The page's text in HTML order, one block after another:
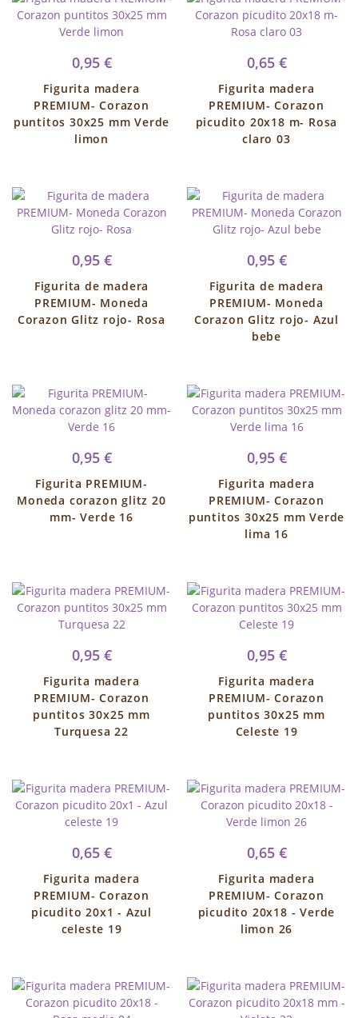
0,95 €
Figurita madera
PREMIUM- Corazon
puntitos 30x25 mm Verde
limon
0,65 €
Figurita madera
PREMIUM- Corazon
picudito 20x18 m- Rosa
claro 03
0,95 €
Figurita de madera
PREMIUM- Moneda
Corazon Glitz rojo- Rosa
0,95 €
Figurita de madera
PREMIUM- Moneda
Corazon Glitz rojo- Azul
bebe
0,95 €
Figurita PREMIUM-
Moneda corazon glitz 20
mm- Verde 16
0,95 €
Figurita madera
PREMIUM- Corazon
puntitos 30x25 mm Verde
lima 16
0,95 €
Figurita madera
PREMIUM- Corazon
puntitos 30x25 mm
Turquesa 22
0,95 €
Figurita madera
PREMIUM- Corazon
puntitos 30x25 mm
Celeste 19
0,65 €
Figurita madera
PREMIUM- Corazon
picudito 20x1 - Azul
celeste 19
0,65 €
Figurita madera
PREMIUM- Corazon
picudito 20x18 - Verde
limon 26